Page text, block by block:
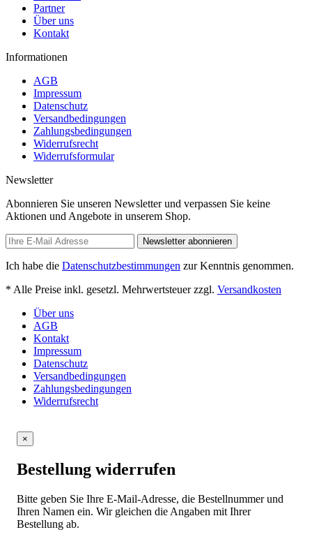
Partner
Über uns
Kontakt
Informationen
AGB
Impressum
Datenschutz
Versandbedingungen
Zahlungsbedingungen
Widerrufsrecht
Widerrufsformular
Newsletter
Abonnieren Sie unseren Newsletter und verpassen Sie keine
Aktionen und Angebote in unserem Shop.
Newsletter abonnieren
Ich habe die Datenschutzbestimmungen zur Kenntnis genommen.
* Alle Preise inkl. gesetzl. Mehrwertsteuer zzgl. Versandkosten
Über uns
AGB
Kontakt
Impressum
Datenschutz
Versandbedingungen
Zahlungsbedingungen
Widerrufsrecht
×
Bestellung widerrufen
Bitte geben Sie Ihre E-Mail-Adresse, die Bestellnummer und
Ihren Namen ein. Wir gleichen die Angaben mit Ihrer
Bestellung ab.